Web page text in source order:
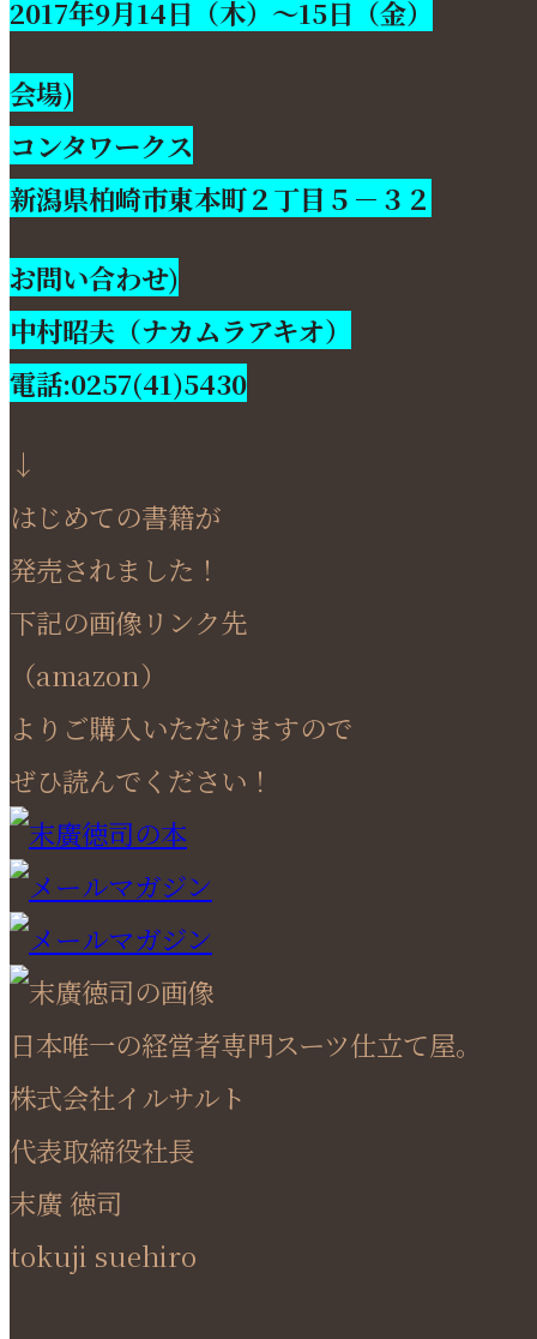
2017年9月14日（木）～15日（金）
会場)
コンタワークス
新潟県柏崎市東本町２丁目５－３２
お問い合わせ)
中村昭夫（ナカムラアキオ）
電話:0257(41)5430
↓
はじめての書籍が
発売されました！
下記の画像リンク先
（amazon）
よりご購入いただけますので
ぜひ読んでください！
日本唯一の経営者専門スーツ仕立て屋。
株式会社イルサルト
代表取締役社長
末廣 徳司
tokuji suehiro